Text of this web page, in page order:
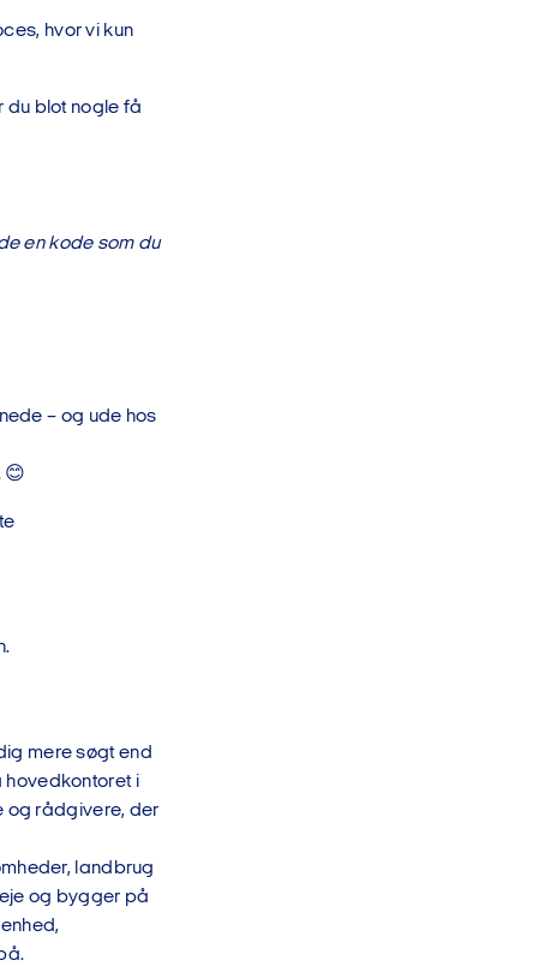
hvor vi kun
du blot nogle få
en kode som du
– og ude hos
😊
mere søgt end
hovedkontoret i
og rådgivere, der
landbrug
og bygger på